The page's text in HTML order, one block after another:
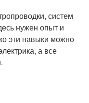
систем
нужен опыт и
эти навыки можно
а все